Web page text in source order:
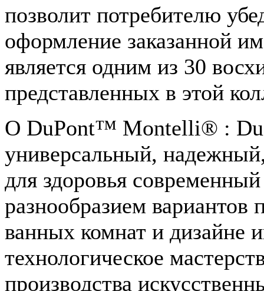
позволит потребителю
оформление заказанной
является одним из 30
представленных в этой
О DuPont™ Montelli® :
универсальный,
для здоровья
разнообразием вариантов
ванных комнат и дизайне
технологическое
производства